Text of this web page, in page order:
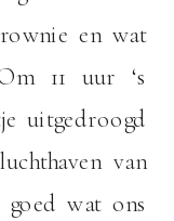
en wat
11 uur ‘s
uitgedroogd
van
wat ons